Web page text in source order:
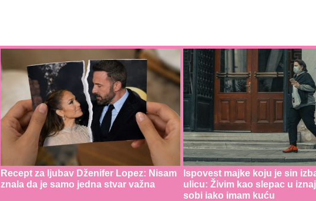
Recept za ljubav Dženifer Lopez: Nisam
znala da je samo jedna stvar važna
Ispovest majke koju je sin
ulicu: Živim kao slepac u
sobi iako imam kuću